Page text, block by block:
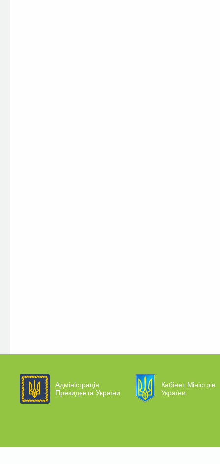
Адміністрація
Президента України
Кабінет Міністрів
України